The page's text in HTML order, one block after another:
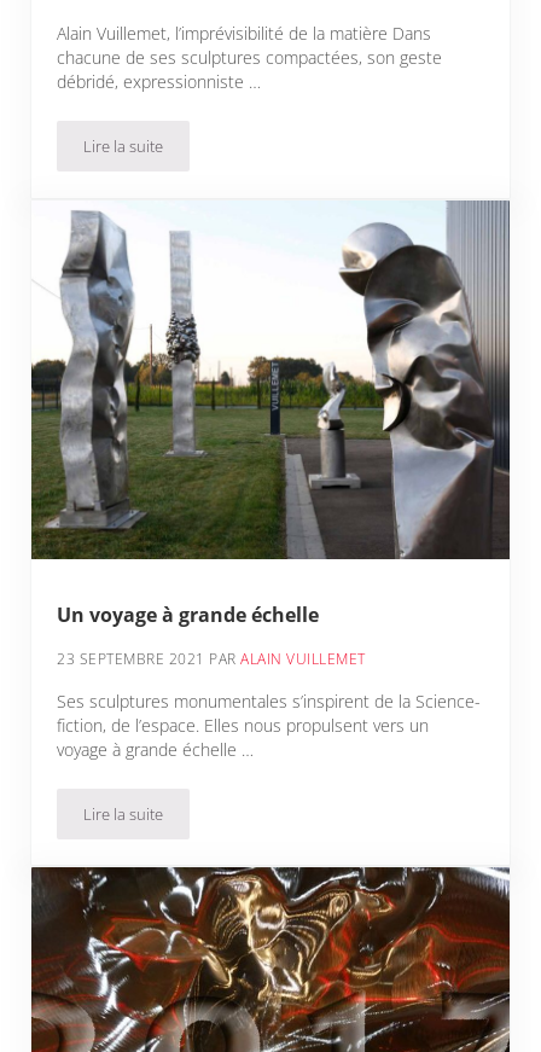
Alain Vuillemet, l’imprévisibilité de la matière Dans
chacune de ses sculptures compactées, son geste
débridé, expressionniste …
Lire la suitel’imprévisibilité de la matière 2021
Un voyage à grande échelle
23 SEPTEMBRE 2021 PARALAIN VUILLEMET
Ses sculptures monumentales s’inspirent de la Science-
fiction, de l’espace. Elles nous propulsent vers un
voyage à grande échelle …
Lire la suiteUn voyage à grande échelle